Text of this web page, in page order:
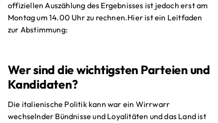
offiziellen Auszählung des Ergebnisses ist jedoch erst am
Montag um 14.00 Uhr zu rechnen.Hier ist ein Leitfaden
zur Abstimmung:
Wer sind die wichtigsten Parteien und
Kandidaten?
Die italienische Politik kann war ein Wirrwarr
wechselnder Bündnisse und Loyalitäten und das Land ist